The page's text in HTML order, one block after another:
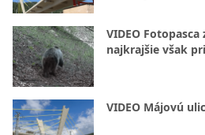
VIDEO
najkrajšie však
VIDEO Májovú